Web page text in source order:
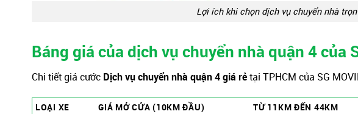
Lợi ích khi chọn dịch vụ chuyển nhà
Báng giá của dịch vụ chuyển nhà quận 4 của
Chi tiết giá cước Dịch vụ chuyển nhà quận 4 giá rẻtại TPHCM của SG
LOẠI XE GIÁ MỞ CỬA (10KM ĐẦU) TỪ 11KM ĐẾN 44KM